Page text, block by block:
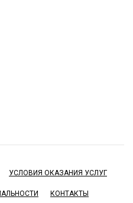
УСЛОВИЯ ОКАЗАНИЯ УСЛУГ
КОНТАКТЫ